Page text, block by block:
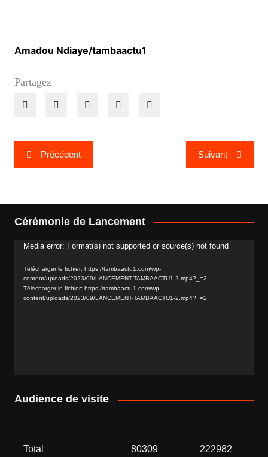
Amadou Ndiaye/tambaactu1
Partagez
Navigation
de
Précédent Suivant
Cérémonie de Lancement
Lecteur
Media error: Format(s) not supported or source(s) not found
Télécharger le fichier: https://tambaactu1.com/wp-
content/uploads/2023/09/LANCEMENT-TAMBAACTU1-2.mp4?_=2
Télécharger le fichier: https://tambaactu1.com/wp-
content/uploads/2023/09/LANCEMENT-TAMBAACTU1-2.mp4?_=2
Audience de visite
Total 80309 222982